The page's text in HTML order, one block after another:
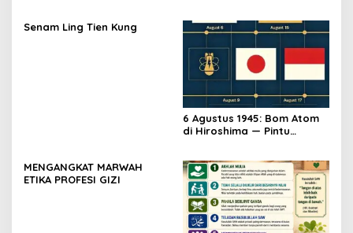
Senam Ling Tien Kung
6 Agustus 1945: Bom Atom
di Hiroshima — Pintu
MENGANGKAT MARWAH
ETIKA PROFESI GIZI